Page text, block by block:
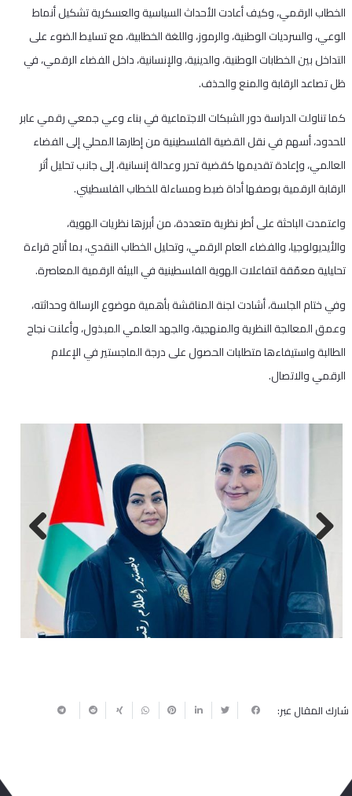
الخطاب الرقمي، وكيف أعادت الأحداث السياسية والعسكرية تشكيل أنماط
الوعي، والسرديات الوطنية، والرموز، واللغة الخطابية، مع تسليط الضوء على
التداخل بين الخطابات الوطنية، والدينية، والإنسانية، داخل الفضاء الرقمي، في
ظل تصاعد الرقابة والمنع والحذف.
كما تناولت الدراسة دور الشبكات الاجتماعية في بناء وعي جمعي رقمي عابر
للحدود، أسهم في نقل القضية الفلسطينية من إطارها المحلي إلى الفضاء
العالمي، وإعادة تقديمها كقضية تحرر وعدالة إنسانية، إلى جانب تحليل أثر
الرقابة الرقمية بوصفها أداة ضبط ومساءلة للخطاب الفلسطيني.
واعتمدت الباحثة على أطر نظرية متعددة، من أبرزها نظريات الهوية،
والأيديولوجيا، والفضاء العام الرقمي، وتحليل الخطاب النقدي، بما أتاح قراءة
تحليلية معمّقة لتفاعلات الهوية الفلسطينية في البيئة الرقمية المعاصرة.
وفي ختام الجلسة، أشادت لجنة المناقشة بأهمية موضوع الرسالة وحداثته،
وعمق المعالجة النظرية والمنهجية، والجهد العلمي المبذول، وأعلنت نجاح
الطالبة واستيفاءها متطلبات الحصول على درجة الماجستير في الإعلام
الرقمي والاتصال.
Previous
Next
شارك المقال عبر: